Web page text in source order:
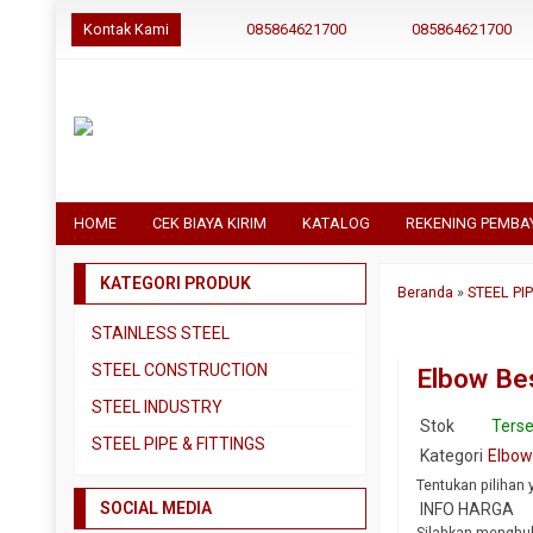
Kontak Kami 085864621700 085864621700
HOME CEK BIAYA KIRIM KATALOG REKENING
Beranda »STEEL
Elbow
Stok
Kategori
Tentukan pilihan
INFO HARGA
KATEGORI PRODUK
STAINLESS STEEL
Pipa SS304
Pipa SS310
Pipa SS316
Plat Bordes SS304
STEEL CONSTRUCTION
Besi Beton
Besi CNP
Besi UNP
STEEL INDUSTRY
Dual Plate
Plat A285 GR C
STEEL PIPE & FITTINGS
Ball Valve
SOCIAL MEDIA